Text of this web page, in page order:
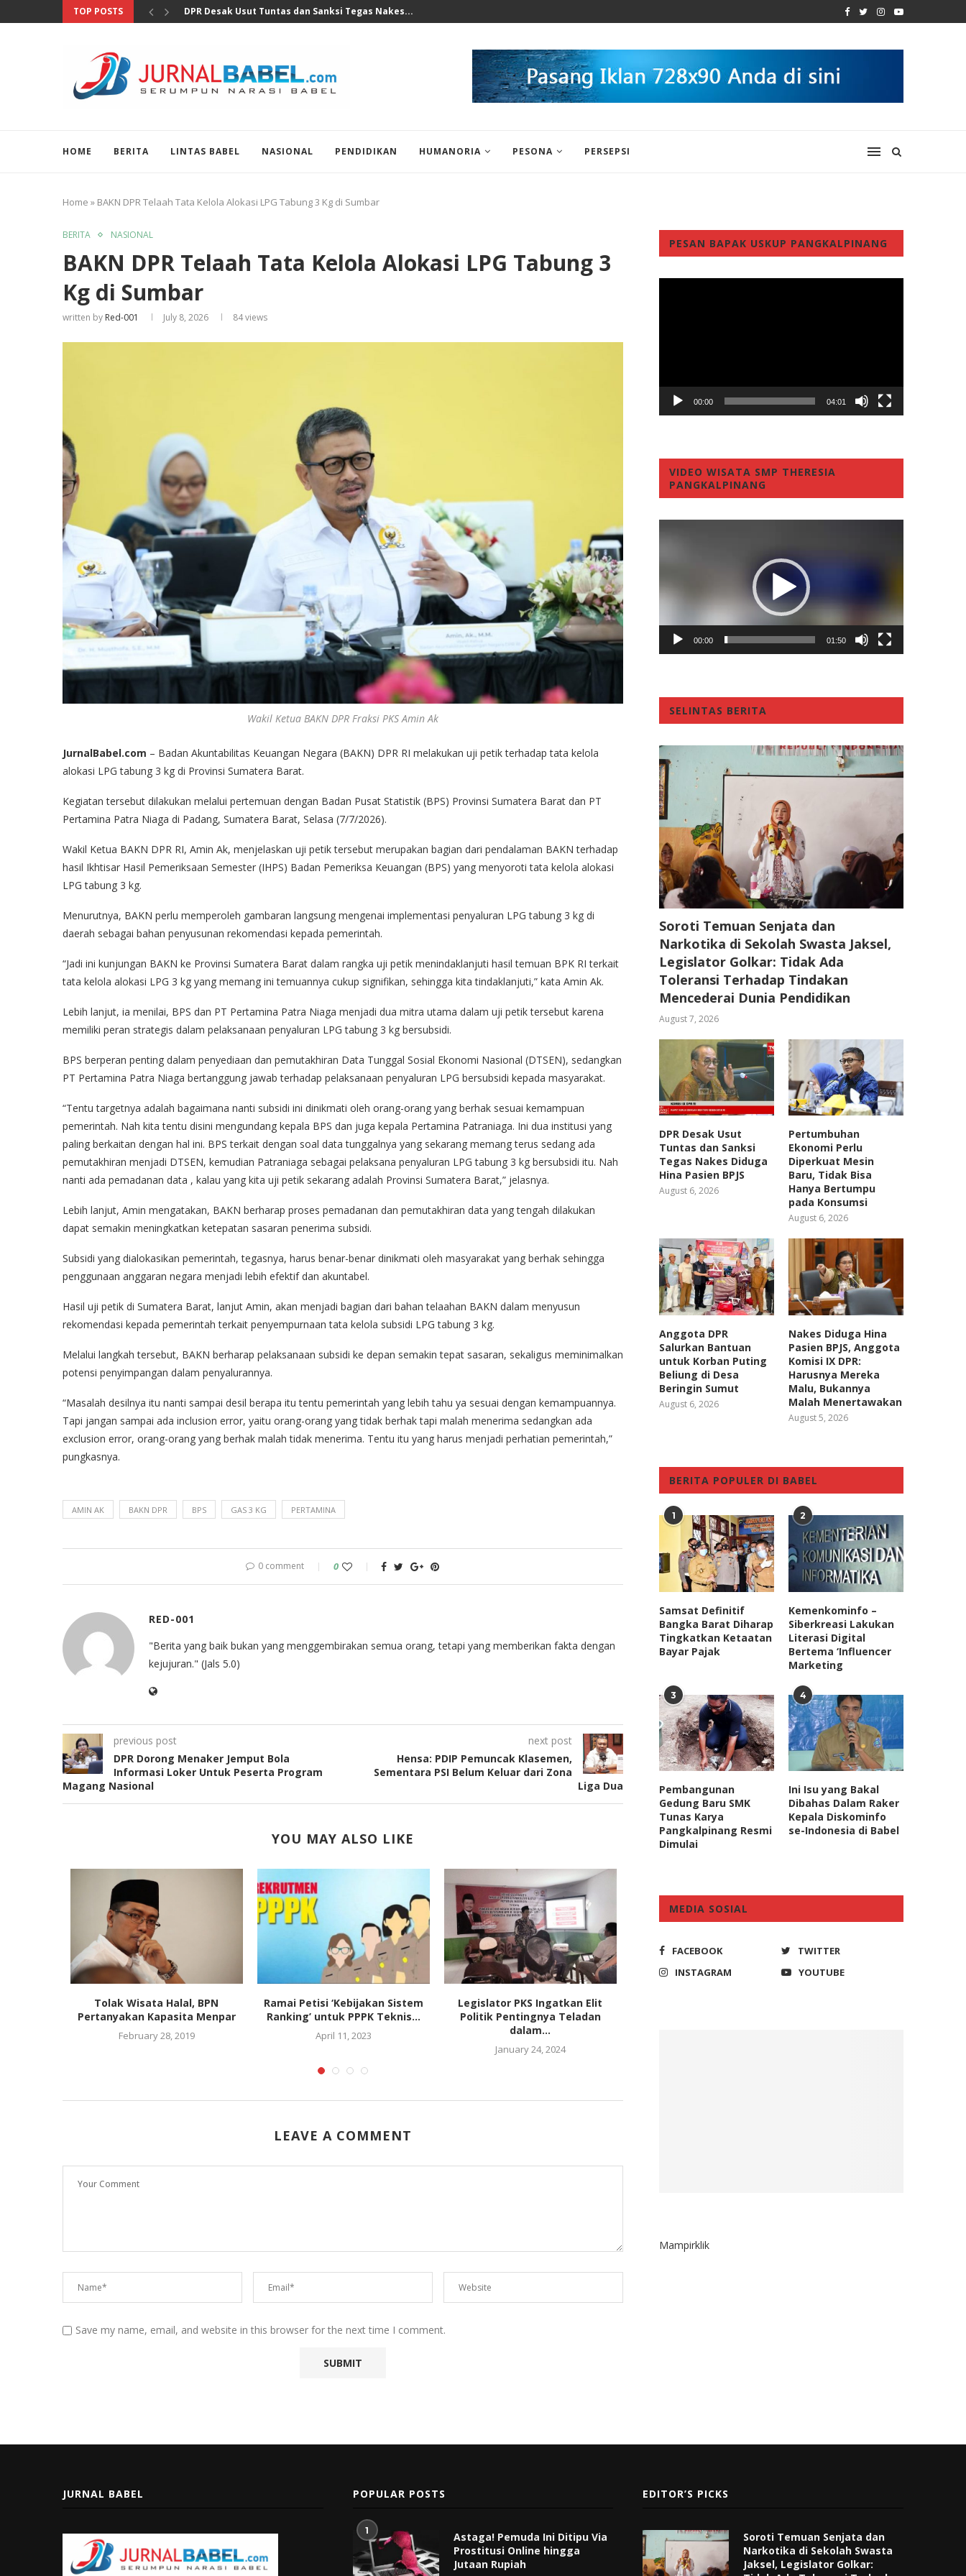
TOP POSTS Pertumbuhan Ekonomi Perlu Diperkuat Mesin Baru, Tidak Bisa...
HOME BERITA LINTAS BABEL NASIONAL PENDIDIKAN HUMANORIA PESONA PERSEPSI
Home » BAKN DPR Telaah Tata Kelola Alokasi LPG Tabung 3 Kg di Sumbar
BERITA NASIONAL
BAKN DPR Telaah Tata Kelola Alokasi LPG Tabung 3
Kg di Sumbar
written by Red-001 July 8, 2026 84views
Wakil Ketua BAKN DPR Fraksi PKS Amin Ak
JurnalBabel.com – Badan Akuntabilitas Keuangan Negara (BAKN) DPR RI melakukan uji petik terhadap tata kelola
alokasi LPG tabung 3 kg di Provinsi Sumatera Barat.
Kegiatan tersebut dilakukan melalui pertemuan dengan Badan Pusat Statistik (BPS) Provinsi Sumatera Barat dan PT
Pertamina Patra Niaga di Padang, Sumatera Barat, Selasa (7/7/2026).
Wakil Ketua BAKN DPR RI, Amin Ak, menjelaskan uji petik tersebut merupakan bagian dari pendalaman BAKN terhadap
hasil Ikhtisar Hasil Pemeriksaan Semester (IHPS) Badan Pemeriksa Keuangan (BPS) yang menyoroti tata kelola alokasi
LPG tabung 3 kg.
Menurutnya, BAKN perlu memperoleh gambaran langsung mengenai implementasi penyaluran LPG tabung 3 kg di
daerah sebagai bahan penyusunan rekomendasi kepada pemerintah.
“Jadi ini kunjungan BAKN ke Provinsi Sumatera Barat dalam rangka uji petik menindaklanjuti hasil temuan BPK RI terkait
tata kelola alokasi LPG 3 kg yang memang ini temuannya cukup signifikan, sehingga kita tindaklanjuti,” kata Amin Ak.
Lebih lanjut, ia menilai, BPS dan PT Pertamina Patra Niaga menjadi dua mitra utama dalam uji petik tersebut karena
memiliki peran strategis dalam pelaksanaan penyaluran LPG tabung 3 kg bersubsidi.
BPS berperan penting dalam penyediaan dan pemutakhiran Data Tunggal Sosial Ekonomi Nasional (DTSEN), sedangkan
PT Pertamina Patra Niaga bertanggung jawab terhadap pelaksanaan penyaluran LPG bersubsidi kepada masyarakat.
“Tentu targetnya adalah bagaimana nanti subsidi ini dinikmati oleh orang-orang yang berhak sesuai kemampuan
pemerintah. Nah kita tentu disini mengundang kepala BPS dan juga kepala Pertamina Patraniaga. Ini dua institusi yang
paling berkaitan dengan hal ini. BPS terkait dengan soal data tunggalnya yang sekarang memang terus sedang ada
pemutakhiran menjadi DTSEN, kemudian Patraniaga sebagai pelaksana penyaluran LPG tabung 3 kg bersubsidi itu. Nah
nanti ada pemadanan data , kalau yang kita uji petik sekarang adalah Provinsi Sumatera Barat,” jelasnya.
Lebih lanjut, Amin mengatakan, BAKN berharap proses pemadanan dan pemutakhiran data yang tengah dilakukan
dapat semakin meningkatkan ketepatan sasaran penerima subsidi.
Subsidi yang dialokasikan pemerintah, tegasnya, harus benar-benar dinikmati oleh masyarakat yang berhak sehingga
penggunaan anggaran negara menjadi lebih efektif dan akuntabel.
Hasil uji petik di Sumatera Barat, lanjut Amin, akan menjadi bagian dari bahan telaahan BAKN dalam menyusun
rekomendasi kepada pemerintah terkait penyempurnaan tata kelola subsidi LPG tabung 3 kg.
Melalui langkah tersebut, BAKN berharap pelaksanaan subsidi ke depan semakin tepat sasaran, sekaligus meminimalkan
potensi penyimpangan dalam penyalurannya.
“Masalah desilnya itu nanti sampai desil berapa itu tentu pemerintah yang lebih tahu ya sesuai dengan kemampuannya.
Tapi jangan sampai ada inclusion error, yaitu orang-orang yang tidak berhak tapi malah menerima sedangkan ada
exclusion error, orang-orang yang berhak malah tidak menerima. Tentu itu yang harus menjadi perhatian pemerintah,”
pungkasnya.
AMIN AK BAKN DPR BPS GAS 3 KG PERTAMINA
0 comment 0
RED-001
"Berita yang baik bukan yang menggembirakan semua orang, tetapi yang memberikan fakta dengan
kejujuran." (Jals 5.0)
previous post
DPR Dorong Menaker Jemput Bola
Informasi Loker Untuk Peserta Program
Magang Nasional
next post
Hensa: PDIP Pemuncak Klasemen,
Sementara PSI Belum Keluar dari Zona
Liga Dua
YOU MAY ALSO LIKE
Tolak Wisata Halal, BPN
Pertanyakan Kapasita Menpar
February 28, 2019
Ramai Petisi ‘Kebijakan Sistem
Ranking’ untuk PPPK Teknis...
April 11, 2023
Legislator PKS Ingatkan Elit
Politik Pentingnya Teladan
dalam...
January 24, 2024
LEAVE A COMMENT
Save my name, email, and website in this browser for the next time I comment.
PESAN BAPAK USKUP PANGKALPINANG
00:00 04:01
VIDEO WISATA SMP THERESIA
PANGKALPINANG
00:00 01:50
SELINTAS BERITA
Soroti Temuan Senjata dan
Narkotika di Sekolah Swasta Jaksel,
Legislator Golkar: Tidak Ada
Toleransi Terhadap Tindakan
Mencederai Dunia Pendidikan
August 7, 2026
DPR Desak Usut
Tuntas dan Sanksi
Tegas Nakes Diduga
Hina Pasien BPJS
August 6, 2026
Pertumbuhan
Ekonomi Perlu
Diperkuat Mesin
Baru, Tidak Bisa
Hanya Bertumpu
pada Konsumsi
August 6, 2026
Anggota DPR
Salurkan Bantuan
untuk Korban Puting
Beliung di Desa
Beringin Sumut
August 6, 2026
Nakes Diduga Hina
Pasien BPJS, Anggota
Komisi IX DPR:
Harusnya Mereka
Malu, Bukannya
Malah Menertawakan
August 5, 2026
BERITA POPULER DI BABEL
1
Samsat Definitif
Bangka Barat Diharap
Tingkatkan Ketaatan
Bayar Pajak
2
Kemenkominfo –
Siberkreasi Lakukan
Literasi Digital
Bertema ‘Influencer
Marketing
3
Pembangunan
Gedung Baru SMK
Tunas Karya
Pangkalpinang Resmi
Dimulai
4
Ini Isu yang Bakal
Dibahas Dalam Raker
Kepala Diskominfo
se-Indonesia di Babel
MEDIA SOSIAL
FACEBOOK
TWITTER
INSTAGRAM
YOUTUBE
Mampirklik
JURNAL BABEL POPULAR POSTS
1
Astaga! Pemuda Ini Ditipu Via
Prostitusi Online hingga
Jutaan Rupiah
EDITOR’S PICKS
Soroti Temuan Senjata dan
Narkotika di Sekolah Swasta
Jaksel, Legislator Golkar: